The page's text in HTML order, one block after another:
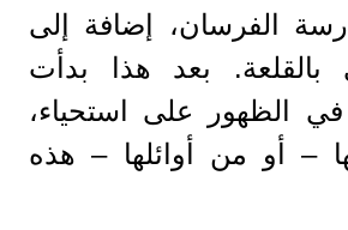
الفرسان، إضافة إلى
بعد هذا بدأت
الظهور على استحياء،
– أو من أوائلها – هذه